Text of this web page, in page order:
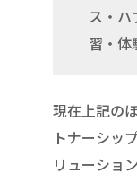
ス・ハ
習・体
現在上記の
トナーシッ
リューショ